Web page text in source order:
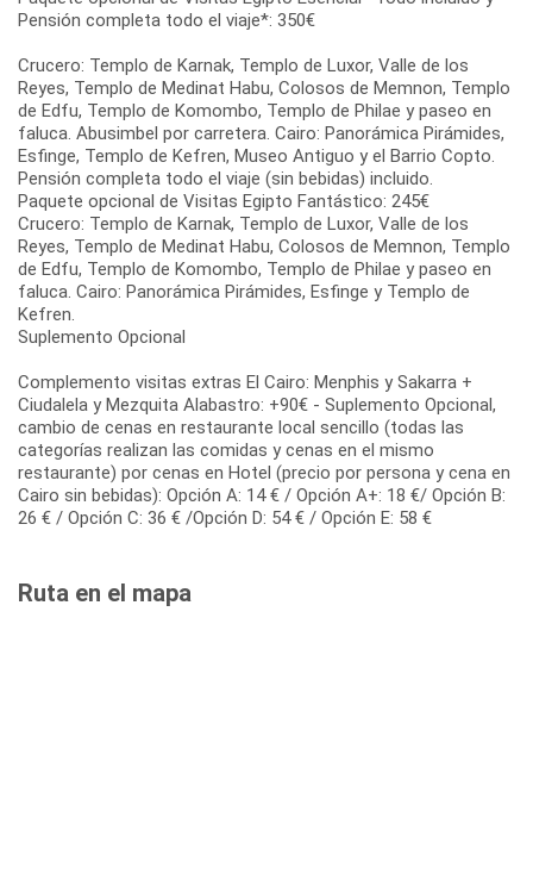
Pensión completa todo el viaje*: 350€
Crucero: Templo de Karnak, Templo de Luxor, Valle de los
Reyes, Templo de Medinat Habu, Colosos de Memnon, Templo
de Edfu, Templo de Komombo, Templo de Philae y paseo en
faluca. Abusimbel por carretera. Cairo: Panorámica Pirámides,
Esfinge, Templo de Kefren, Museo Antiguo y el Barrio Copto.
Pensión completa todo el viaje (sin bebidas) incluido.
Paquete opcional de Visitas Egipto Fantástico: 245€
Crucero: Templo de Karnak, Templo de Luxor, Valle de los
Reyes, Templo de Medinat Habu, Colosos de Memnon, Templo
de Edfu, Templo de Komombo, Templo de Philae y paseo en
faluca. Cairo: Panorámica Pirámides, Esfinge y Templo de
Kefren.
Suplemento Opcional
Complemento visitas extras El Cairo: Menphis y Sakarra +
Ciudalela y Mezquita Alabastro: +90€ - Suplemento Opcional,
cambio de cenas en restaurante local sencillo (todas las
categorías realizan las comidas y cenas en el mismo
restaurante) por cenas en Hotel (precio por persona y cena en
Cairo sin bebidas): Opción A: 14 € / Opción A+: 18 €/ Opción B:
26 € / Opción C: 36 € /Opción D: 54 € / Opción E: 58 €
Ruta en el mapa